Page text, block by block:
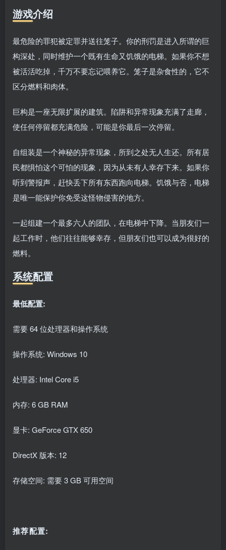
游戏介绍
最危险的罪犯被定罪并送往笼子。你的刑罚是进入所谓的巨
构深处，同时维护一个既有生命又饥饿的电梯。如果你不想
被活活吃掉，千万不要忘记喂养它。笼子是杂食性的，它不
区分燃料和肉体。
巨构是一座无限扩展的建筑。陷阱和异常现象充满了走廊，
使任何停留都充满危险，可能是你最后一次停留。
自组装是一个神秘的异常现象，所到之处无人生还。所有居
民都惧怕这个可怕的现象，因为从未有人幸存下来。如果你
听到警报声，赶快丢下所有东西跑向电梯。饥饿与否，电梯
是唯一能保护你免受这怪物侵害的地方。
一起组建一个最多六人的团队，在电梯中下降。当朋友们一
起工作时，他们往往能够幸存，但朋友们也可以成为很好的
燃料。
系统配置
最低配置:
需要 64 位处理器和操作系统
操作系统: Windows 10
处理器: Intel Core i5
内存: 6 GB RAM
显卡: GeForce GTX 650
DirectX 版本: 12
存储空间: 需要 3 GB 可用空间
推荐配置: